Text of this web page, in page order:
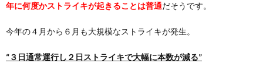
年に何度かストライキが起きることは普通だそうです。
今年の４月から６月も大規模なストライキが発生。
“３日通常運行し２日ストライキで大幅に本数が減る”